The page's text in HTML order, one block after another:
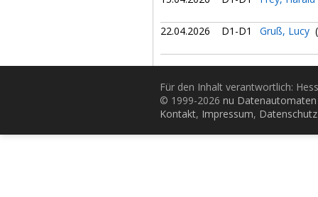
22.04.2026 D1-D1 Gruß, Lucy
Für den Inhalt verantwortlich:
© 1999-2026 nu
Kontakt, Impressum, Datenschutz